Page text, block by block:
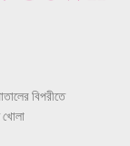
বিপরীতে
খোলা